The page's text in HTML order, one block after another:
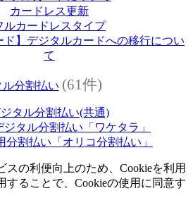
カードレス更新
ルカードレスタイプ
ド】デジタルカードへの移行につい
て
ル分割払い (61件)
タル分割払い(共通)
ジタル分割払い「ワケタラ」
分割払い「オリコ分割払い」
スの利便向上のため、Cookieを利用
することで、Cookieの使用に同意す